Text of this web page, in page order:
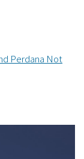
Perdana Not